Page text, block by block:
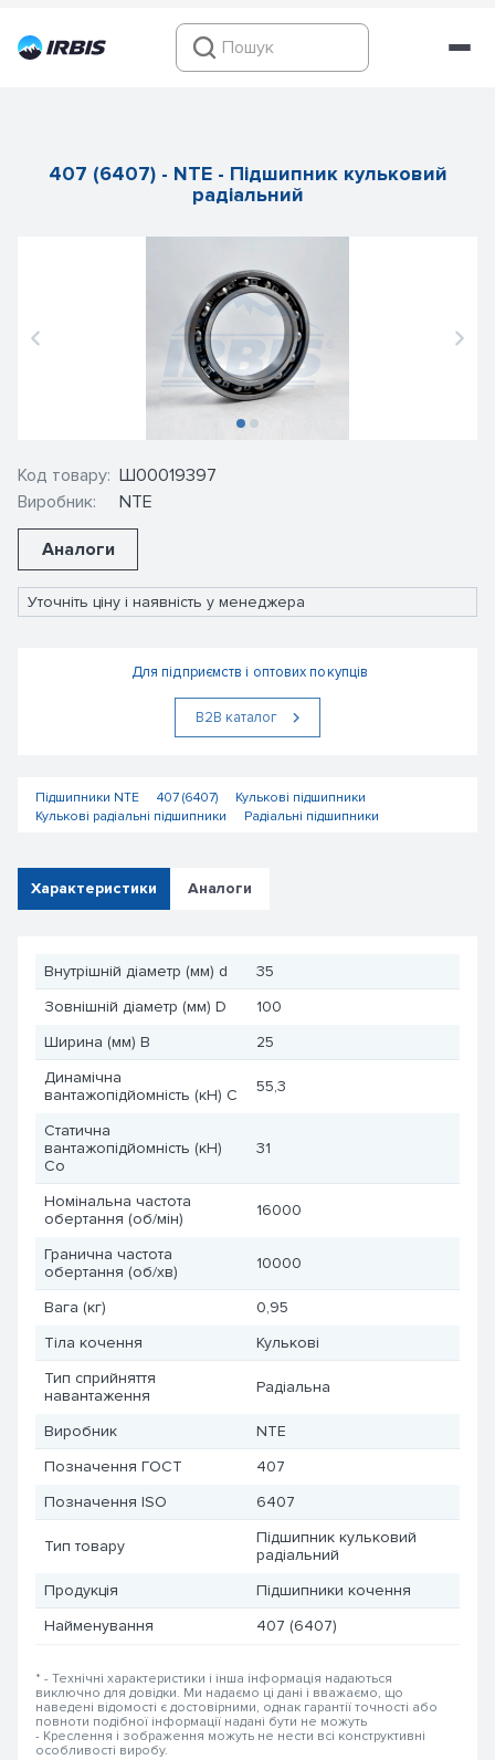
407 (6407) - NTE - Підшипник кульковий
радіальний
Код товару:
Виробник:
Ш00019397
NTE
Аналоги
Уточніть ціну і наявність у менеджера
Для підприємств і оптових покупців
В2В каталог
Підшипники NTE 407 (6407)
Кулькові підшипники
Кулькові радіальні підшипники
Радіальні підшипники
Характеристики Аналоги
Внутрішній діаметр (мм) d
35
Зовнішній діаметр (мм) D
100
Ширина (мм) B
25
Динамічна
вантажопідйомність (кН) C
55,3
Статична
вантажопідйомність (кН)
Co
31
Номінальна частота
обертання (об/мін)
16000
Гранична частота
обертання (об/хв)
10000
Вага (кг)
0,95
Тіла кочення
Кулькові
Тип сприйняття
навантаження
Радіальна
Виробник
NTE
Позначення ГОСТ
407
Позначення ISO
6407
Тип товару
Підшипник кульковий
радіальний
Продукція
Підшипники кочення
Найменування
407 (6407)
* - Технічні характеристики і інша інформація надаються
виключно для довідки. Ми надаємо ці дані і вважаємо, що
наведені відомості є достовірними, однак гарантії точності або
повноти подібної інформації надані бути не можуть
- Креслення і зображення можуть не нести всі конструктивні
особливості виробу.